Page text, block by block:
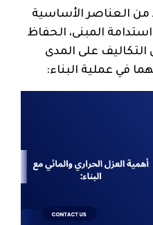
من العناصر الأساسية
المبنى، الحفاظ
التكاليف على المدى
في عملية البناء: